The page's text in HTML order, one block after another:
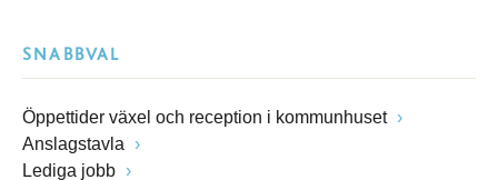
SNABBVAL
Öppettider växel och reception i kommunhuset
Anslagstavla
Lediga jobb